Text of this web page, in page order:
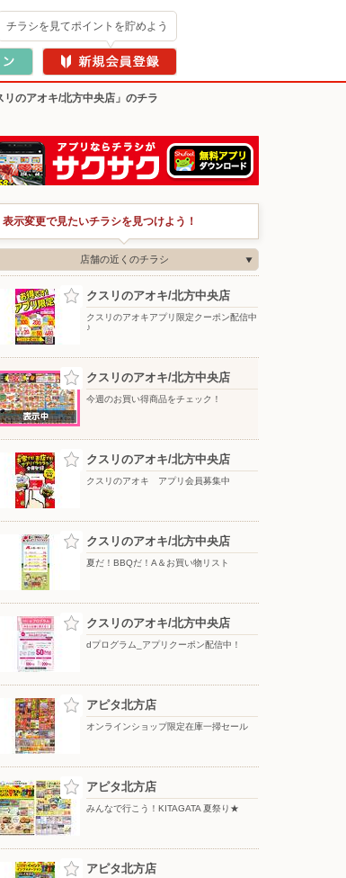
チラシを見てポイントを貯めよう
リのアオキ/北方中央店」のチラ
表示変更で見たいチラシを見つけよう！
店舗の近くのチラシ
クスリのアオキ/北方中央店
クスリのアオキアプリ限定クーポン配信中
♪
クスリのアオキ/北方中央店
今週のお買い得商品をチェック！
クスリのアオキ/北方中央店
クスリのアオキ アプリ会員募集中
クスリのアオキ/北方中央店
夏だ！BBQだ！A＆お買い物リスト
クスリのアオキ/北方中央店
dプログラム_アプリクーポン配信中！
アピタ北方店
オンラインショップ限定在庫一掃セール
アピタ北方店
みんなで行こう！KITAGATA 夏祭り★
アピタ北方店